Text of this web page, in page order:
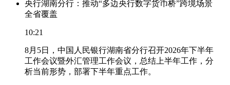
央行湖南分行：推动“多边央行数字货币桥”跨境场景
全省覆盖
10:21
8月5日，中国人民银行湖南省分行召开2026年下半年
工作会议暨外汇管理工作会议，总结上半年工作，分
析当前形势，部署下半年重点工作。